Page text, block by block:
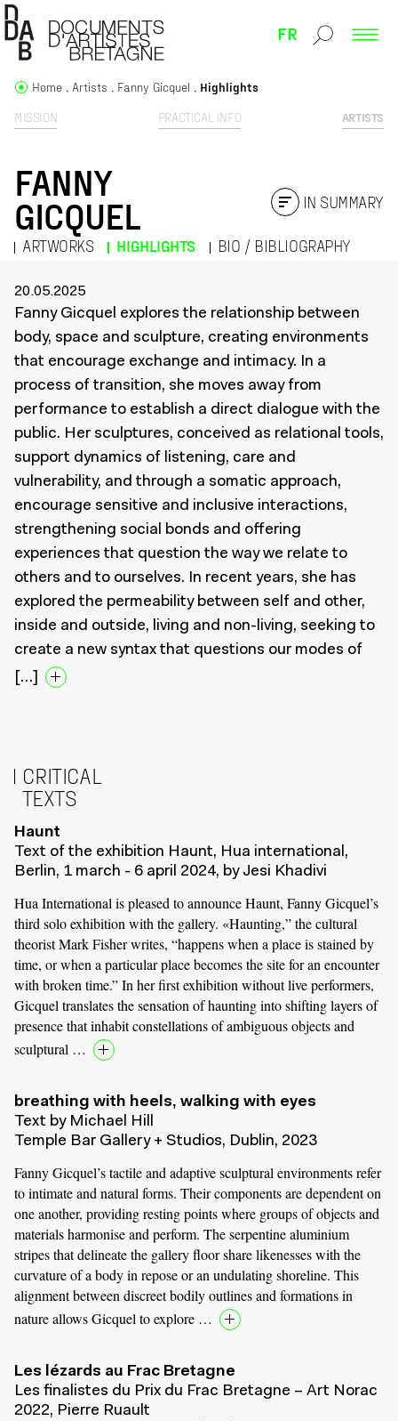
FR
MISSION PRACTICAL INFO ARTISTS
Home Artists Fanny Gicquel Highlights
FANNY
GICQUEL
ARTWORKS HIGHLIGHTS BIO / BIBLIOGRAPHY
IN SUMMARY
20.05.2025
Fanny Gicquel explores the relationship between
body, space and sculpture, creating environments
that encourage exchange and intimacy. In a
process of transition, she moves away from
performance to establish a direct dialogue with the
public. Her sculptures, conceived as relational tools,
support dynamics of listening, care and
vulnerability, and through a somatic approach,
encourage sensitive and inclusive interactions,
strengthening social bonds and offering
experiences that question the way we relate to
others and to ourselves. In recent years, she has
explored the permeability between self and other,
inside and outside, living and non-living, seeking to
create a new syntax that questions our modes of
[…]
CRITICAL
TEXTS
Haunt
Text of the exhibition Haunt, Hua international,
Berlin, 1 march - 6 april 2024, by Jesi Khadivi
Hua International is pleased to announce Haunt, Fanny Gicquel’s
third solo exhibition with the gallery. «Haunting,” the cultural
theorist Mark Fisher writes, “happens when a place is stained by
time, or when a particular place becomes the site for an encounter
with broken time.” In her first exhibition without live performers,
Gicquel translates the sensation of haunting into shifting layers of
presence that inhabit constellations of ambiguous objects and
sculptural …
breathing with heels, walking with eyes
Text by Michael Hill
Temple Bar Gallery + Studios, Dublin, 2023
Fanny Gicquel’s tactile and adaptive sculptural environments refer
to intimate and natural forms. Their components are dependent on
one another, providing resting points where groups of objects and
materials harmonise and perform. The serpentine aluminium
stripes that delineate the gallery floor share likenesses with the
curvature of a body in repose or an undulating shoreline. This
alignment between discreet bodily outlines and formations in
nature allows Gicquel to explore …
Les lézards au Frac Bretagne
Les finalistes du Prix du Frac Bretagne – Art Norac
2022, Pierre Ruault